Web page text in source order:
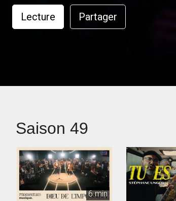
Lecture Partager
Saison 49
6 min